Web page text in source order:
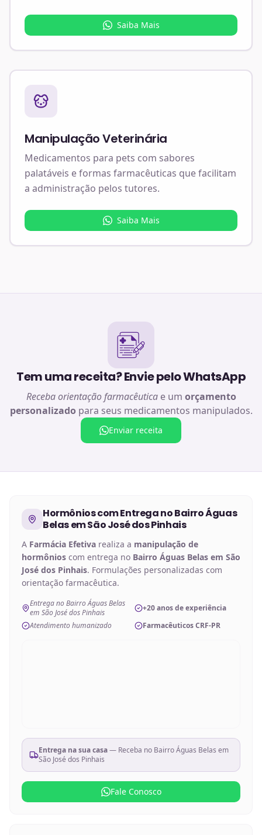
Saiba Mais
Manipulação Veterinária
Medicamentos para pets com sabores
palatáveis e formas farmacêuticas que facilitam
a administração pelos tutores.
Saiba Mais
Tem uma receita? Envie pelo WhatsApp
Receba orientação farmacêuticae um orçamento
personalizado para seus medicamentos manipulados.
Enviar receita
Hormônioscom Entrega noBairro Águas
Belas em São José dos Pinhais
A Farmácia Efetiva realiza a manipulação de
hormônios com entrega no Bairro Águas Belas em São
José dos Pinhais. Formulações personalizadas com
orientação farmacêutica.
Entrega no Bairro Águas Belas
em São José dos Pinhais
+20 anos de experiência
Atendimento humanizado
Farmacêuticos CRF-PR
Entrega na sua casa— Receba no Bairro Águas Belas em
São José dos Pinhais
Fale Conosco